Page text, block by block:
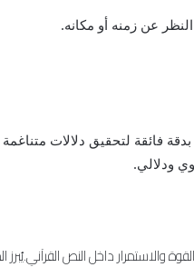
فائقة لتحقيق دلالات
ودلالي.
والاستمرار داخل النص القرآني.يُبرز